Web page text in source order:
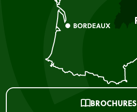
BROCHURES